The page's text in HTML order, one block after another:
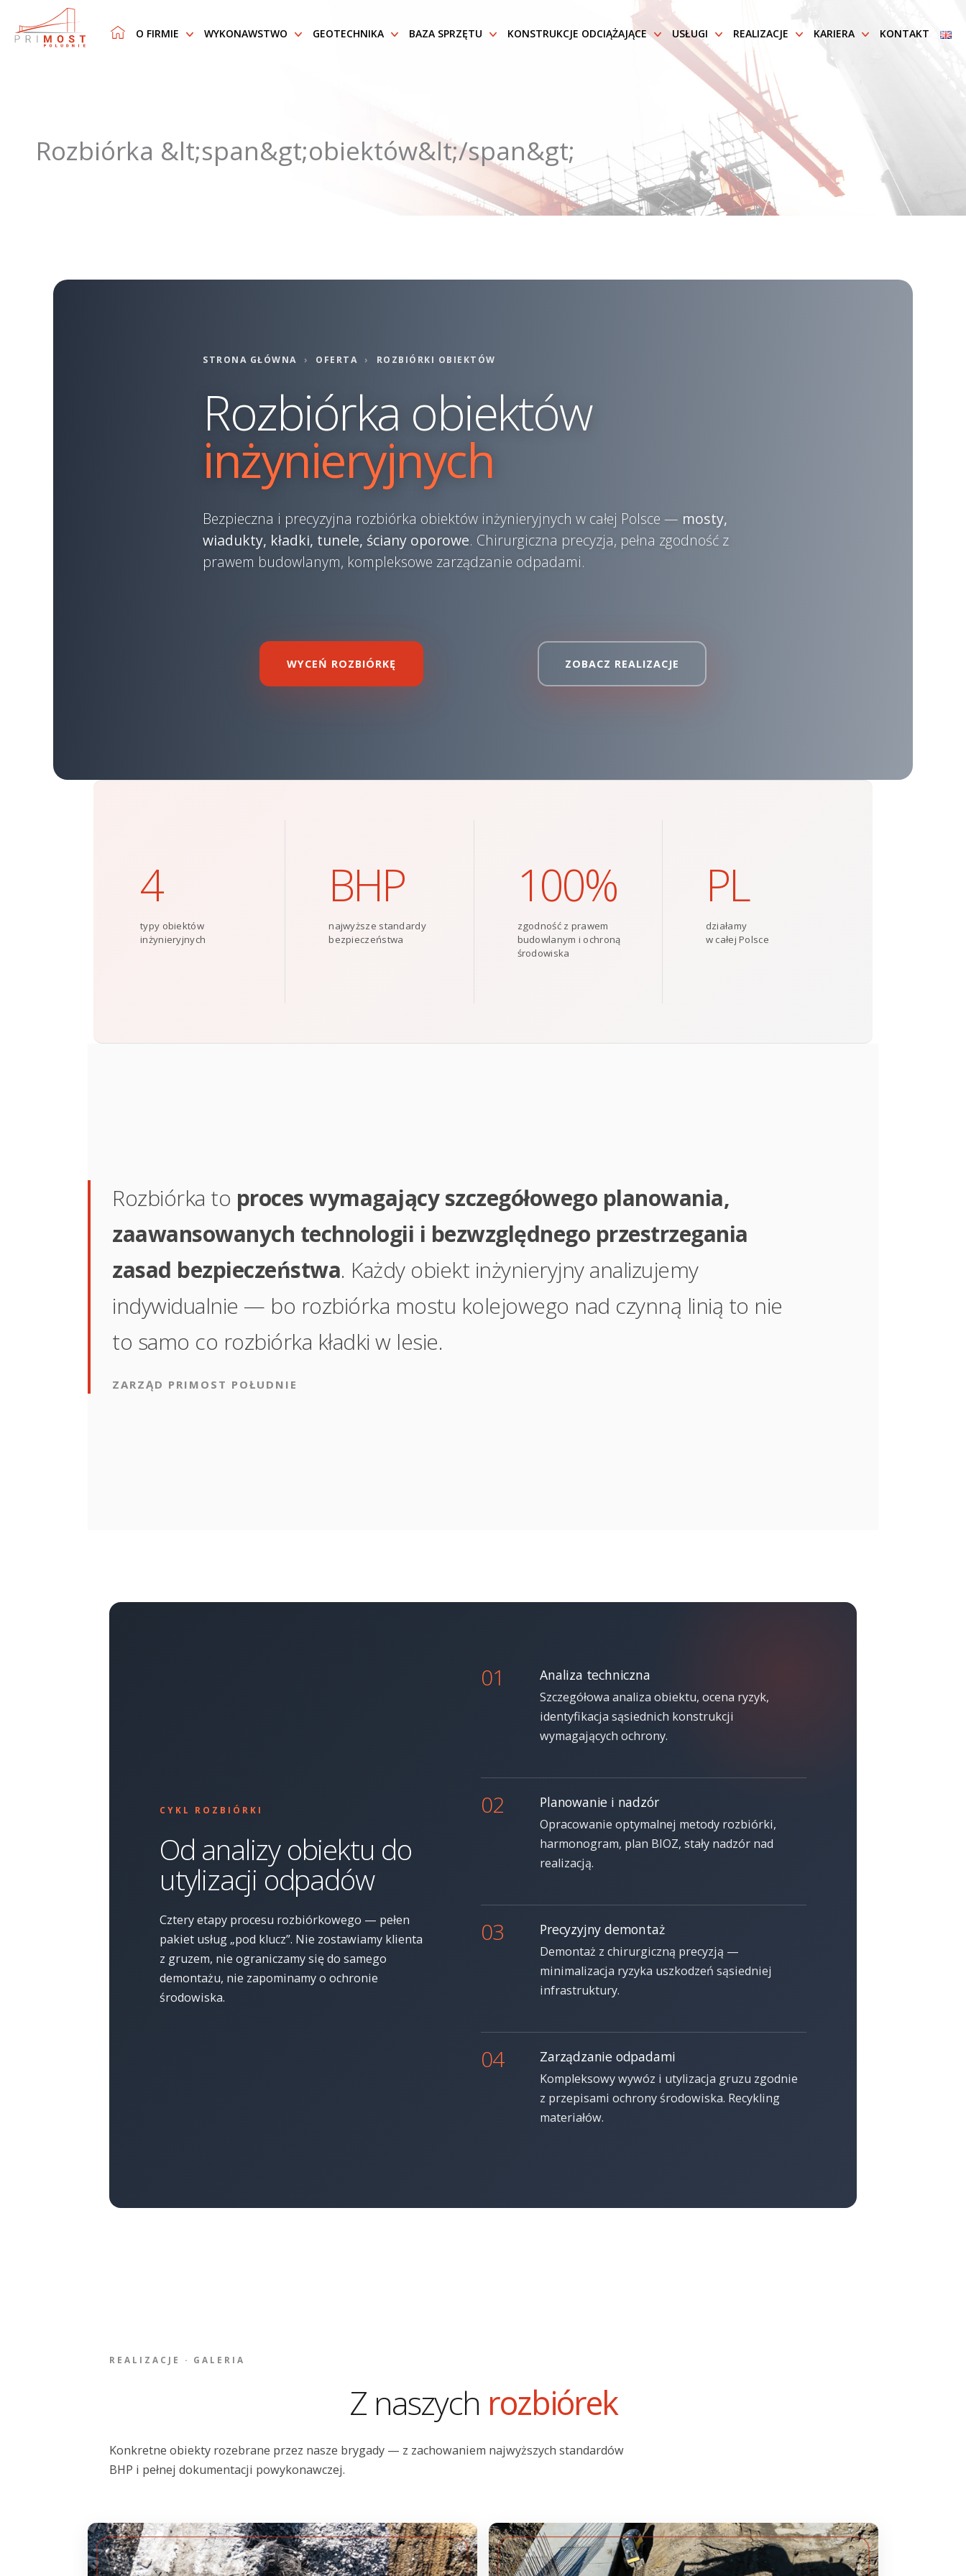
O FIRMIE WYKONAWSTWO GEOTECHNIKA BAZA SPRZĘTU KONSTRUKCJE ODCIĄŻAJĄCE USŁUGI REALIZACJE KARIERA KONTAKT
Rozbiórka &lt;span&gt;obiektów&lt;/span&gt;
STRONA GŁÓWNA › OFERTA › ROZBIÓRKI OBIEKTÓW
Rozbiórka obiektów
inżynieryjnych
Bezpieczna i precyzyjna rozbiórka obiektów inżynieryjnych w całej Polsce — mosty,
wiadukty, kładki, tunele, ściany oporowe. Chirurgiczna precyzja, pełna zgodność z
prawem budowlanym, kompleksowe zarządzanie odpadami.
WYCEŃ ROZBIÓRKĘ ZOBACZ REALIZACJE
4
typy obiektów
inżynieryjnych
BHP
najwyższe standardy
bezpieczeństwa
100%
zgodność z prawem
budowlanym i ochroną
środowiska
PL
działamy
w całej Polsce
Rozbiórka to proces wymagający szczegółowego planowania,
zaawansowanych technologii i bezwzględnego przestrzegania
zasad bezpieczeństwa. Każdy obiekt inżynieryjny analizujemy
indywidualnie — bo rozbiórka mostu kolejowego nad czynną linią to nie
to samo co rozbiórka kładki w lesie.
ZARZĄD PRIMOST POŁUDNIE
CYKL ROZBIÓRKI
Od analizy obiektu do
utylizacji odpadów
Cztery etapy procesu rozbiórkowego — pełen
pakiet usług „pod klucz”. Nie zostawiamy klienta
z gruzem, nie ograniczamy się do samego
demontażu, nie zapominamy o ochronie
środowiska.
01 Analiza techniczna
Szczegółowa analiza obiektu, ocena ryzyk,
identyfikacja sąsiednich konstrukcji
wymagających ochrony.
02 Planowanie i nadzór
Opracowanie optymalnej metody rozbiórki,
harmonogram, plan BIOZ, stały nadzór nad
realizacją.
03 Precyzyjny demontaż
Demontaż z chirurgiczną precyzją —
minimalizacja ryzyka uszkodzeń sąsiedniej
infrastruktury.
04 Zarządzanie odpadami
Kompleksowy wywóz i utylizacja gruzu zgodnie
z przepisami ochrony środowiska. Recykling
materiałów.
REALIZACJE · GALERIA
Z naszych rozbiórek
Konkretne obiekty rozebrane przez nasze brygady — z zachowaniem najwyższych standardów
BHP i pełnej dokumentacji powykonawczej.